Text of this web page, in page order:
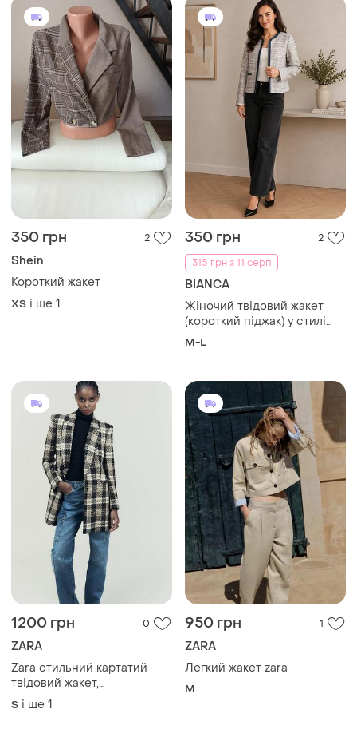
350 грн 2
Shein
Короткий жакет
ХS і ще 1
350 грн
2
315 грн з 11 серп
BIANCA
Жіночий твідовий жакет
(короткий піджак) у стилі
шанель від німецького
M-L
1200 грн 0
ZARA
Zara стильний картатий
твідовий жакет,
подовжений піджак, m 🤎
S і ще 1
950 грн 1
ZARA
Легкий жакет zara
M